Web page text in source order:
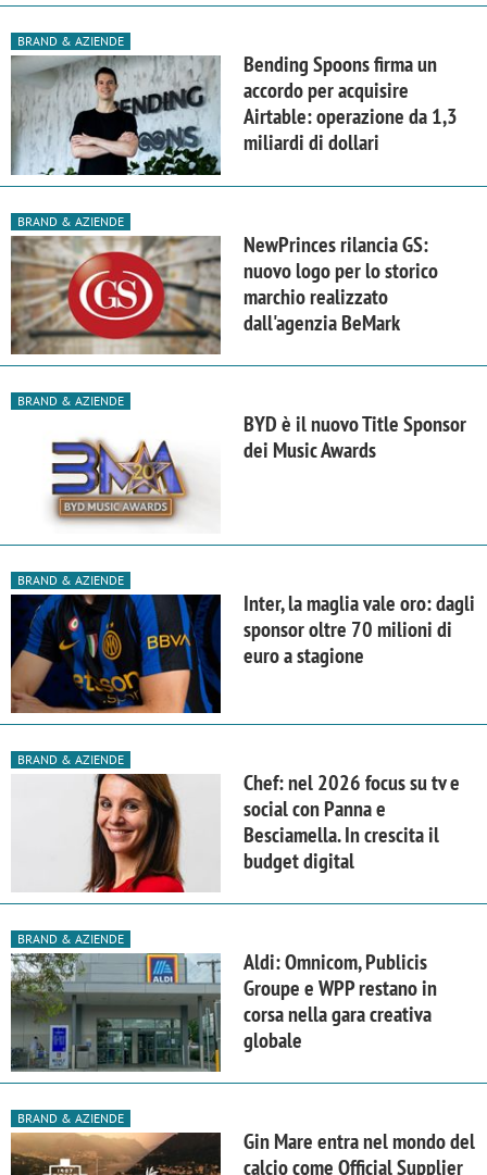
BRAND & AZIENDE
Bending Spoons firma un
accordo per acquisire
Airtable: operazione da 1,3
miliardi di dollari
BRAND & AZIENDE
NewPrinces rilancia GS:
nuovo logo per lo storico
marchio realizzato
dall'agenzia BeMark
BRAND & AZIENDE
BYD è il nuovo Title Sponsor
dei Music Awards
BRAND & AZIENDE
Inter, la maglia vale oro: dagli
sponsor oltre 70 milioni di
euro a stagione
BRAND & AZIENDE
Chef: nel 2026 focus su tv e
social con Panna e
Besciamella. In crescita il
budget digital
BRAND & AZIENDE
Aldi: Omnicom, Publicis
Groupe e WPP restano in
corsa nella gara creativa
globale
BRAND & AZIENDE
Gin Mare entra nel mondo del
calcio come Official Supplier